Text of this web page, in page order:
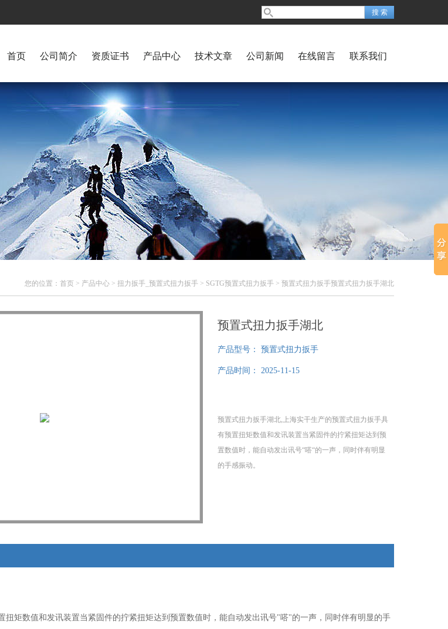
首页 公司简介 资质证书 产品中心 技术文章 公司新闻 在线留言 联系我们
您的位置： 首页 > 产品中心 > 扭力扳手_预置式扭力扳手 > SGTG预置式扭力扳手 > 预置式扭力扳手预置式扭力扳手湖北
预置式扭力扳手湖北
产品型号： 预置式扭力扳手
产品时间： 2025-11-15
预置式扭力扳手湖北,上海实干生产的预置式扭力扳手具
有预置扭矩数值和发讯装置当紧固件的拧紧扭矩达到预
置数值时，能自动发出讯号“嗒“的一声，同时伴有明显
的手感振动。
扭矩数值和发讯装置当紧固件的拧紧扭矩达到预置数值时，能自动发出讯号"嗒"的一声，同时伴有明显的手